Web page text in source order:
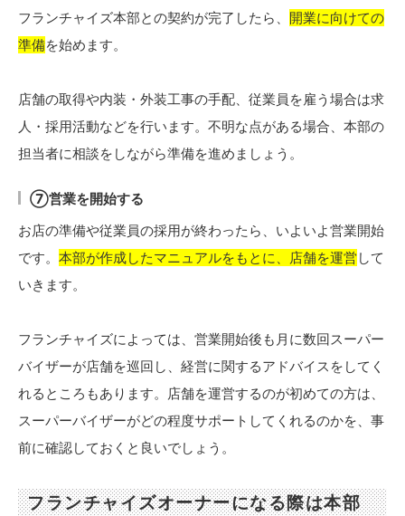
フランチャイズ本部との契約が完了したら、 開業に向けての
準備を始めます。
店舗の取得や内装・外装工事の手配、従業員を雇う場合は求
人・採用活動などを行います。不明な点がある場合、本部の
担当者に相談をしながら準備を進めましょう。
⑦営業を開始する
お店の準備や従業員の採用が終わったら、いよいよ営業開始
です。 本部が作成したマニュアルをもとに、店舗を運営して
いきます。
フランチャイズによっては、営業開始後も月に数回スーパー
バイザーが店舗を巡回し、経営に関するアドバイスをしてく
れるところもあります。店舗を運営するのが初めての方は、
スーパーバイザーがどの程度サポートしてくれるのかを、事
前に確認しておくと良いでしょう。
フランチャイズオーナーになる際は本部